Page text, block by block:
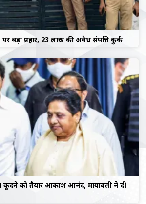
बड़ा प्रहार, 23 लाख की अवैध संपत्ति कुर्क
कूदने को तैयार आकाश आनंद, मायावती ने दी